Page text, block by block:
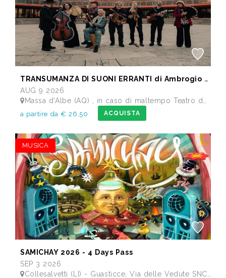
TRANSUMANZA DI SUONI ERRANTI di Ambrogio Sparagna
AUG 9 2026
Massa d'Albe (AQ) , in caso di maltempo Teatro dei Marsi Avezzano AQ - Anfiteatro Romano di Alba Fucens
a partire da € 26,50 ACQUISTA
MUSICA
SAMICHAY 2026 - 4 Days Pass
SEP 3 2026
Collesalvetti (LI) - Guasticce, Via delle Vedute SNC - Lago Alberto, Tenuta Bellavista Insuese